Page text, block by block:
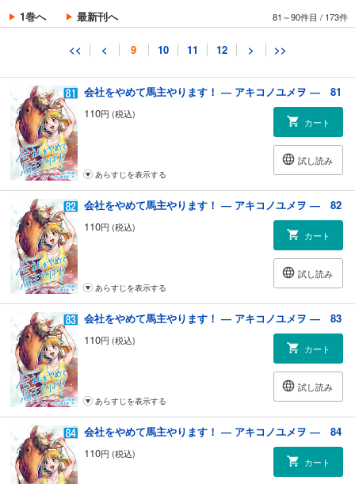
1巻へ 最新刊へ 81～90件目 / 173件
<< < 9 10 11 12 > >>
会社をやめて馬主やります！ ― アキコノユメヲ ― 81
110円 (税込)
カート
試し読み
あらすじを表示する
会社をやめて馬主やります！ ― アキコノユメヲ ― 82
110円 (税込)
カート
試し読み
あらすじを表示する
会社をやめて馬主やります！ ― アキコノユメヲ ― 83
110円 (税込)
カート
試し読み
あらすじを表示する
会社をやめて馬主やります！ ― アキコノユメヲ ― 84
110円 (税込)
カート